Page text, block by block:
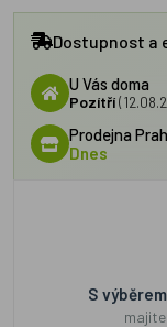
Dostupnost a
U Vás doma
Pozítří
Prodejna
Dnes
S